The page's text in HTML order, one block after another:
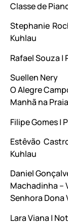
Classe de
Stephanie
Kuhlau
Rafael Souza |
Suellen Nery
O Alegre
Manhã na
Filipe Gomes |
Estêvão
Kuhlau
Daniel
Machadinha –
Senhora Dona
Lara Viana |